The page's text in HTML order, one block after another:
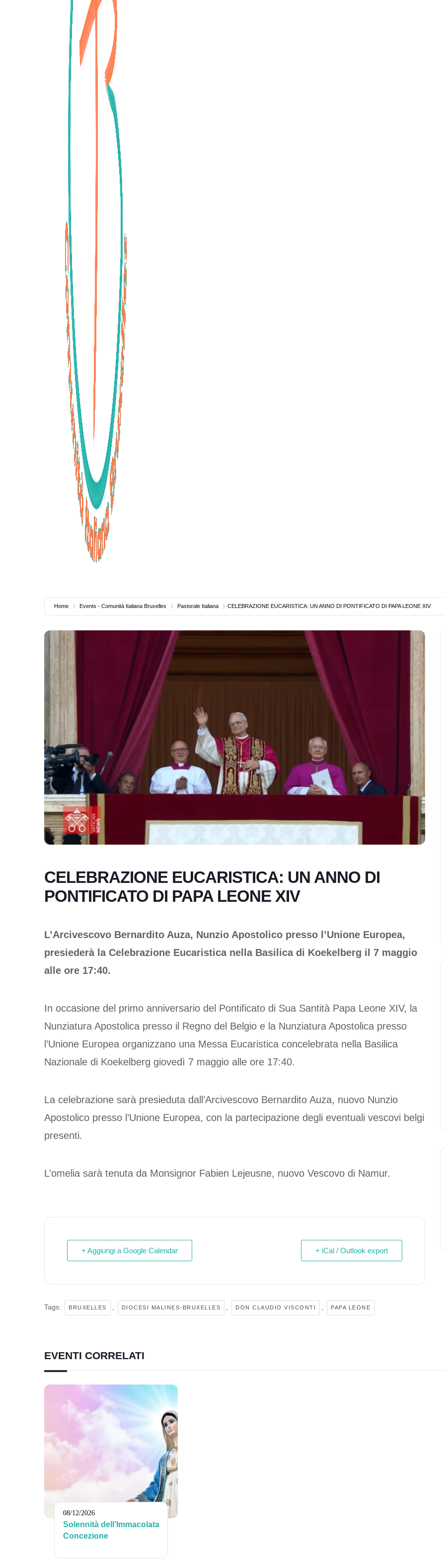
Home Events - Comunità Italiana Bruxelles Pastorale Italiana CELEBRAZIONE EUCARISTICA: UN ANNO DI PONTIFICATO DI PAPA LEONE XIV
CELEBRAZIONE EUCARISTICA: UN ANNO DI
PONTIFICATO DI PAPA LEONE XIV
L’Arcivescovo Bernardito Auza, Nunzio Apostolico presso l’Unione Europea,
presiederà la Celebrazione Eucaristica nella Basilica di Koekelberg il 7 maggio
alle ore 17:40.
In occasione del primo anniversario del Pontificato di Sua Santità Papa Leone XIV, la
Nunziatura Apostolica presso il Regno del Belgio e la Nunziatura Apostolica presso
l’Unione Europea organizzano una Messa Eucaristica concelebrata nella Basilica
Nazionale di Koekelberg giovedì 7 maggio alle ore 17:40.
La celebrazione sarà presieduta dall’Arcivescovo Bernardito Auza, nuovo Nunzio
Apostolico presso l’Unione Europea, con la partecipazione degli eventuali vescovi belgi
presenti.
L’omelia sarà tenuta da Monsignor Fabien Lejeusne, nuovo Vescovo di Namur.
+ Aggiungi a Google Calendar + iCal / Outlook export
Tags: BRUXELLES , DIOCESI MALINES-BRUXELLES , DON CLAUDIO VISCONTI , PAPA LEONE
EVENTI CORRELATI
08/12/2026
Solennità dell’Immacolata
Concezione